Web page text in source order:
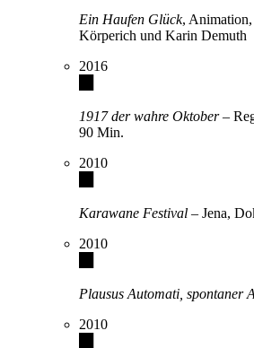
Ein Haufen Glück,
Körperich und Karin Demuth
2016
1917 der wahre Oktober–
90 Min.
2010
Karawane Festival – Jena,
2010
Plausus Automati, spontaner
2010